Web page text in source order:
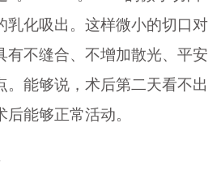
乳化吸出。这样微小的切口对
有不缝合、不增加散光、平安
。能够说，术后第二天看不出
能够正常活动。